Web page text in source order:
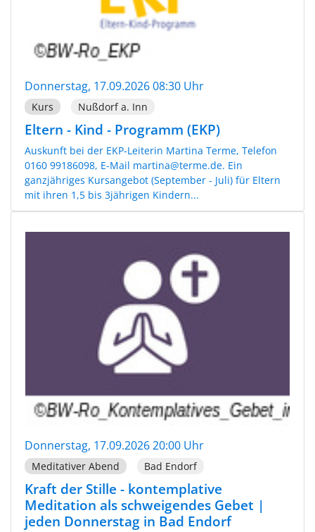
Donnerstag, 17.09.2026 08:30 Uhr
Kurs Nußdorf a. Inn
Eltern - Kind - Programm (EKP)
Auskunft bei der EKP-Leiterin Martina Terme, Telefon
0160 99186098, E-Mail martina@terme.de. Ein
ganzjähriges Kursangebot (September - Juli) für Eltern
mit ihren 1,5 bis 3jährigen Kindern...
Donnerstag, 17.09.2026 20:00 Uhr
Meditativer Abend Bad Endorf
Kraft der Stille - kontemplative
Meditation als schweigendes Gebet |
jeden Donnerstag in Bad Endorf